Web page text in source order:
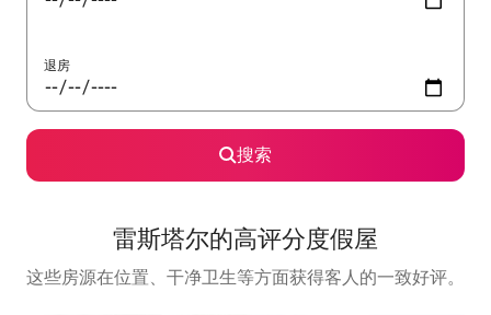
退房
搜索
雷斯塔尔的高评分度假屋
这些房源在位置、干净卫生等方面获得客人的一致好评。